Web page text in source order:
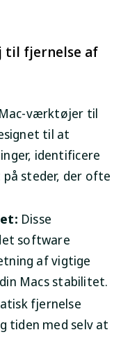
fjernelse af
Mac-værktøjer til
til at
identificere
steder, der ofte
Disse
software
af vigtige
Macs stabilitet.
fjernelse
tiden med selv at